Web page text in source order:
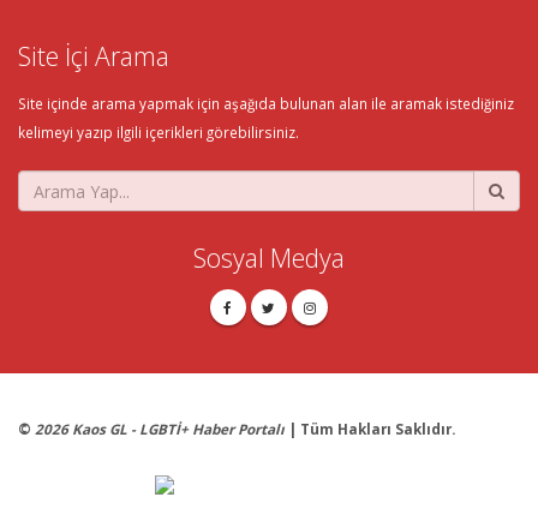
Site İçi Arama
Site içinde arama yapmak için aşağıda bulunan alan ile aramak istediğiniz
kelimeyi yazıp ilgili içerikleri görebilirsiniz.
Sosyal Medya
© 2026 Kaos GL - LGBTİ+ Haber Portalı | Tüm Hakları Saklıdır.